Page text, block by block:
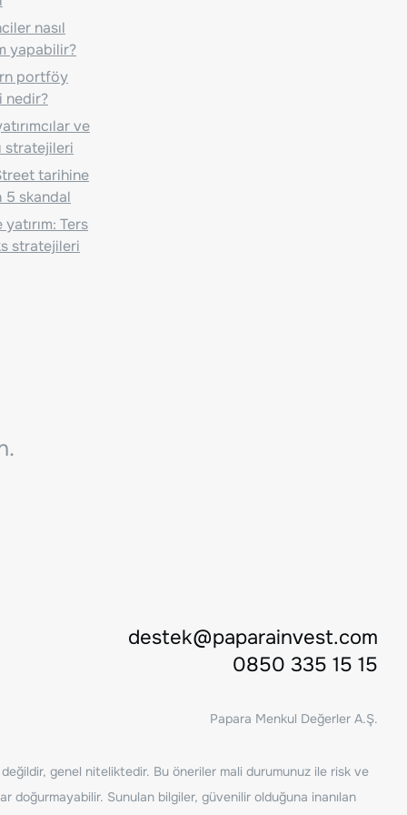
nasıl
yapabilir?
portföy
nedir?
ve
stratejileri
tarihine
5 skandal
Ters
stratejileri
destek@paparainvest.com
0850 335 15 15
Papara Menkul Değerler A.Ş.
değildir, genel niteliktedir. Bu öneriler mali durumunuz ile risk ve
doğurmayabilir. Sunulan bilgiler, güvenilir olduğuna inanılan